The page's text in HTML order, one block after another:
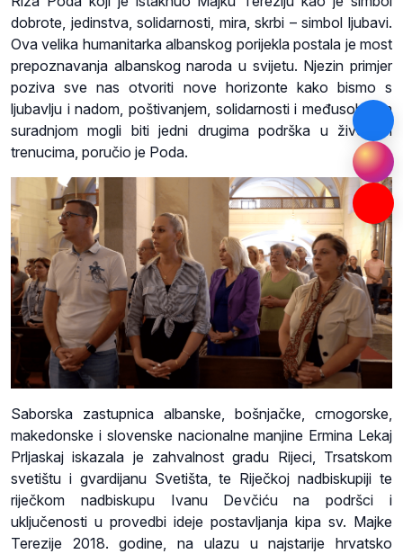
dobrote, jedinstva, solidarnosti, mira, skrbi – simbol ljubavi.
Ova velika humanitarka albanskog porijekla postala je most
prepoznavanja albanskog naroda u svijetu. Njezin primjer
poziva sve nas otvoriti nove horizonte kako bismo s
ljubavlju i nadom, poštivanjem, solidarnosti i međusobnom
suradnjom mogli biti jedni drugima podrška u životnim
trenucima, poručio je Poda.
Saborska zastupnica albanske, bošnjačke, crnogorske,
makedonske i slovenske nacionalne manjine Ermina Lekaj
Prljaskaj iskazala je zahvalnost gradu Rijeci, Trsatskom
svetištu i gvardijanu Svetišta, te Riječkoj nadbiskupiji te
riječkom nadbiskupu Ivanu Devčiću na podršci i
uključenosti u provedbi ideje postavljanja kipa sv. Majke
Terezije 2018. godine, na ulazu u najstarije hrvatsko